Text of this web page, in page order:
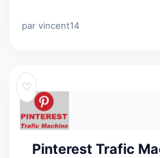
par vincent14
♡
Pinterest Trafic